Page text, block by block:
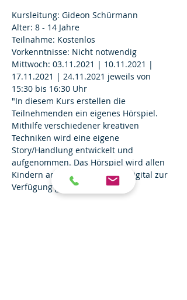
Kursleitung: Gideon Schürmann
Alter: 8 - 14 Jahre
Teilnahme: Kostenlos
Vorkenntnisse: Nicht notwendig
Mittwoch: 03.11.2021 | 10.11.2021 |
17.11.2021 | 24.11.2021 jeweils von
15:30 bis 16:30 Uhr
"In diesem Kurs erstellen die
Teilnehmenden ein eigenes Hörspiel.
Mithilfe verschiedener kreativen
Techniken wird eine eigene
Story/Handlung entwickelt und
aufgenommen. Das Hörspiel wird allen
Kindern am Ende des Kurses digital zur
Verfügung gestellt."